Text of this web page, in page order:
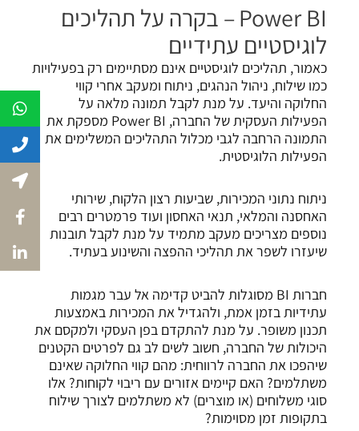
Power BI– בקרה על תהליכים
לוגיסטיים עתידיים
כאמור, תהליכים לוגיסטיים אינם מסתיימים רק בפעילויות
כמו שילוח, ניהול הנהגים, ניתוח ומעקב אחרי קווי
החלוקה והיעד. על מנת לקבל תמונה מלאה על
הפעילות העסקית של החברה, Power BI מספקת את
התמונה הרחבה לגבי מכלול התהליכים המשלימים את
הפעילות הלוגיסטית.
ניתוח נתוני המכירות, שביעות רצון הלקוח, שירותי
האחסנה והמלאי, תנאי האחסון ועוד פרמטרים רבים
נוספים מצריכים מעקב מתמיד על מנת לקבל תובנות
שיעזרו לשפר את תהליכי ההפצה והשינוע בעתיד.
חברות BI מסוגלות להביט קדימה אל עבר מגמות
עתידיות בזמן אמת, ולהגדיל את המכירות באמצעות
תכנון משופר. על מנת להתקדם בפן העסקי ולמקסם את
היכולות של החברה, חשוב לשים לב גם לפרטים הקטנים
שיהפכו את החברה לרווחית: מהם קווי החלוקה שאינם
משתלמים? האם קיימים אזורים עם ריבוי לקוחות? אלו
סוגי משלוחים (או מוצרים) לא משתלמים לצורך שילוח
בתקופות זמן מסוימות?